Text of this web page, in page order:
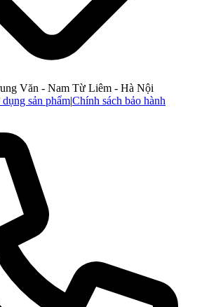
Văn - Nam Từ Liêm - Hà Nội
sản phẩm|Chính sách bảo hành